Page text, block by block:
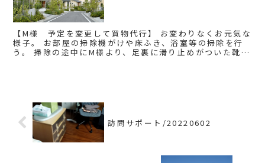
【M様 予定を変更して買物代行】 お変わりなくお元気な
様子。 お部屋の掃除機がけや床ふき、浴室等の掃除を行
う。 掃除の途中にM様より、足裏に滑り止めがついた靴下
訪問サポート/20220602